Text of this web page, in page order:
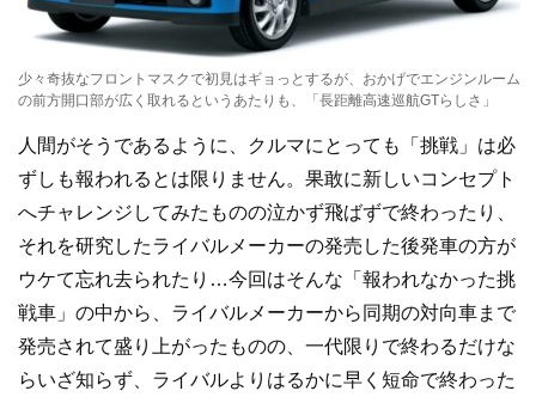
少々奇抜なフロントマスクで初見はギョっとするが、おかげでエンジンルーム
の前方開口部が広く取れるというあたりも、「長距離高速巡航GTらしさ」
人間がそうであるように、クルマにとっても「挑戦」は必
ずしも報われるとは限りません。果敢に新しいコンセプト
へチャレンジしてみたものの泣かず飛ばずで終わったり、
それを研究したライバルメーカーの発売した後発車の方が
ウケて忘れ去られたり…今回はそんな「報われなかった挑
戦車」の中から、ライバルメーカーから同期の対向車まで
発売されて盛り上がったものの、一代限りで終わるだけな
らいざ知らず、ライバルよりはるかに早く短命で終わった